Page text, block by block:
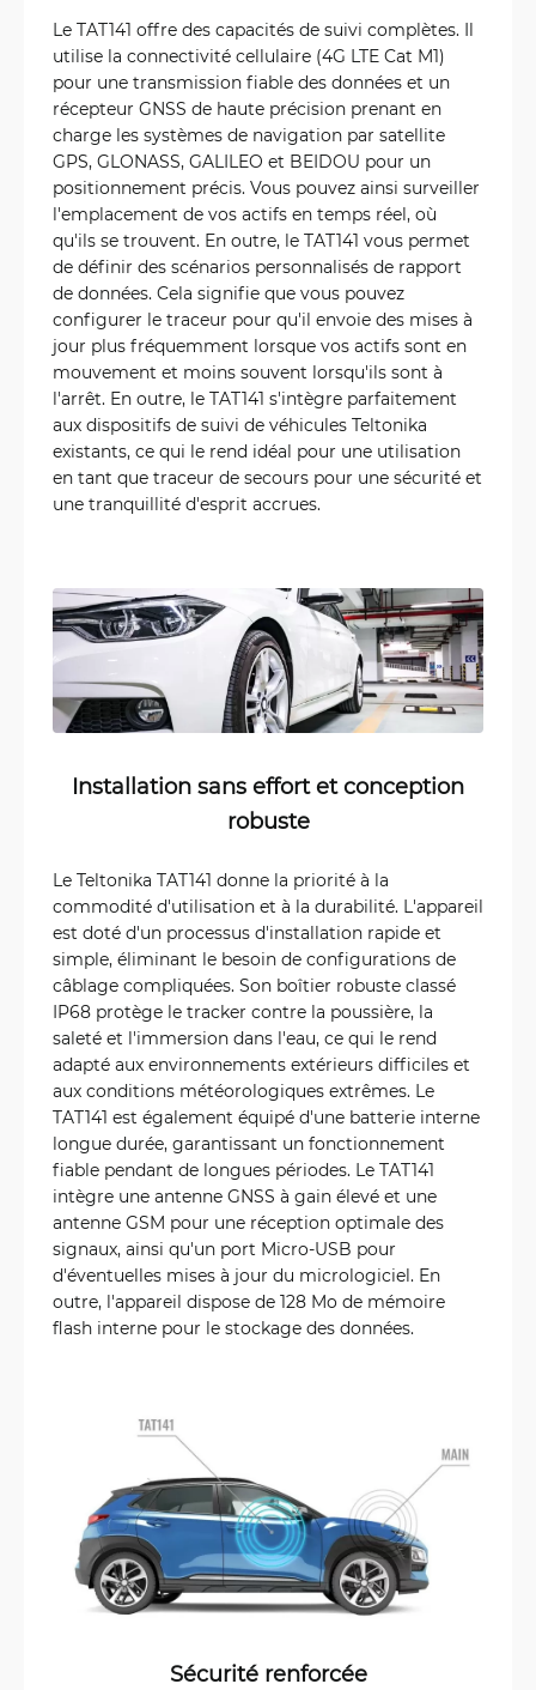
Le TAT141 offre des capacités de suivi complètes. Il
utilise la connectivité cellulaire (4G LTE Cat M1)
pour une transmission fiable des données et un
récepteur GNSS de haute précision prenant en
charge les systèmes de navigation par satellite
GPS, GLONASS, GALILEO et BEIDOU pour un
positionnement précis. Vous pouvez ainsi surveiller
l'emplacement de vos actifs en temps réel, où
qu'ils se trouvent. En outre, le TAT141 vous permet
de définir des scénarios personnalisés de rapport
de données. Cela signifie que vous pouvez
configurer le traceur pour qu'il envoie des mises à
jour plus fréquemment lorsque vos actifs sont en
mouvement et moins souvent lorsqu'ils sont à
l'arrêt. En outre, le TAT141 s'intègre parfaitement
aux dispositifs de suivi de véhicules Teltonika
existants, ce qui le rend idéal pour une utilisation
en tant que traceur de secours pour une sécurité et
une tranquillité d'esprit accrues.
Installation sans effort et conception
robuste
Le Teltonika TAT141 donne la priorité à la
commodité d'utilisation et à la durabilité. L'appareil
est doté d'un processus d'installation rapide et
simple, éliminant le besoin de configurations de
câblage compliquées. Son boîtier robuste classé
IP68 protège le tracker contre la poussière, la
saleté et l'immersion dans l'eau, ce qui le rend
adapté aux environnements extérieurs difficiles et
aux conditions météorologiques extrêmes. Le
TAT141 est également équipé d'une batterie interne
longue durée, garantissant un fonctionnement
fiable pendant de longues périodes. Le TAT141
intègre une antenne GNSS à gain élevé et une
antenne GSM pour une réception optimale des
signaux, ainsi qu'un port Micro-USB pour
d'éventuelles mises à jour du micrologiciel. En
outre, l'appareil dispose de 128 Mo de mémoire
flash interne pour le stockage des données.
Sécurité renforcée